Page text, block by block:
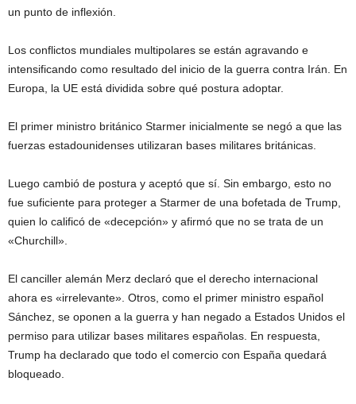
un punto de inflexión.
Los conflictos mundiales multipolares se están agravando e
intensificando como resultado del inicio de la guerra contra Irán. En
Europa, la UE está dividida sobre qué postura adoptar.
El primer ministro británico Starmer inicialmente se negó a que las
fuerzas estadounidenses utilizaran bases militares británicas.
Luego cambió de postura y aceptó que sí. Sin embargo, esto no
fue suficiente para proteger a Starmer de una bofetada de Trump,
quien lo calificó de «decepción» y afirmó que no se trata de un
«Churchill».
El canciller alemán Merz declaró que el derecho internacional
ahora es «irrelevante». Otros, como el primer ministro español
Sánchez, se oponen a la guerra y han negado a Estados Unidos el
permiso para utilizar bases militares españolas. En respuesta,
Trump ha declarado que todo el comercio con España quedará
bloqueado.